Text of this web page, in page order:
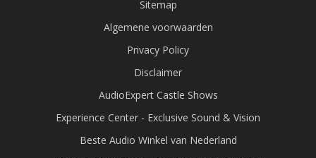
Sitemap
Algemene voorwaarden
Privacy Policy
Disclaimer
AudioExpert Castle Shows
Experience Center - Exclusive Sound & Vision
Beste Audio Winkel van Nederland